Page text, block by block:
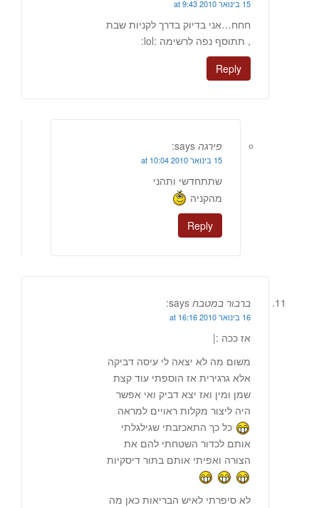
15 בינואר 2010 at 9:43
חחח…אני בדיוק בדרך לקניות שבת
, תתוסף נפה לרשימה :lol:
Reply
פירגה says:
15 בינואר 2010 at 10:04
שתתחדשי ותהני
מהקניה
Reply
ברבור במטבח says:
16 בינואר 2010 at 16:16
אז ככה :|
משום מה לא יצאה לי עיסה דביקה
אלא גרגירית אז הוספתי עוד קצת
שמן ומין ואז יצא דביק ואי אפשר
היה ליצור מקלות ראויים למראה
כל כך התאכזבתי שגילגלתי
אותם לכדור השטחתי להם את
הצורה ואפיתי אותם בתור דיסקיות
לא סיפרתי לאיש הבריאות כאן מה